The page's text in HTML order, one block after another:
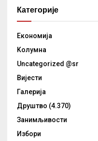
Категорије
Eкономија
Kолумнa
Uncategorized @sr
Вијести
Галерија
Друштво (4.370)
Занимљивости
Избори